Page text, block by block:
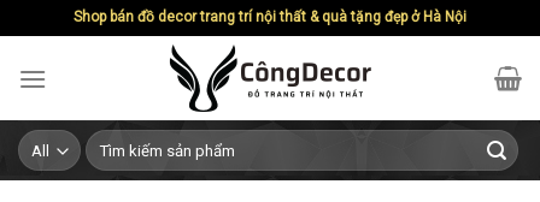
content
Shop bán đồ decor trang trí nội thất & quà tặng đẹp ở Hà Nội
Search
for: